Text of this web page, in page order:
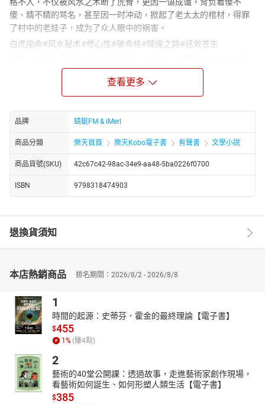
傻、精不精的骂名，甚至因一时冲动，掀起了老太太的棺材，得罪
了村中的老娃子，成为了众人眼中的祸害。
白虎座命#风水秘术#修心性#破命格#踏道之路#拯救苍生
一位活神仙般的舅姥爷，这两位长辈成了她人生路上的指引者。在
他们的悉心教导下，她开始修心性、破命格，一步步踏上接堂口的
先生之路。她学习风水秘术，探寻生死簿的密码，决心将千年的风
水传承发扬光大。
但修行之路并非一帆风顺，情劫难度，让她半途而废，一度心灰意
冷。然而，白虎岂是凡物？在经历了一次次的挫折与磨难后，她终
于觉醒，一声虎啸破天际！她接回虎骨，访遍名师，渡过大劫，以
风水之术拯救苍生。最终，她不仅成就了自己的踏道之路，更收获
https://youtube.com/@tianxiagushi?si=ZstiltPoiwO0g4fT
查看更多
品牌 蜻蜓FM & iMerl
商品分類 樂天首頁 樂天Kobo電子書 有聲書 文學小說
商品貨號(SKU) 42c67c42-98ac-34e9-aa48-5ba0226f0700
ISBN 9798318474903
退換貨須知
本店熱銷商品 排名期間：2026/8/2 - 2026/8/8
1
時間的起源：史蒂芬．霍金的最終理論【電子書】
$455
1 % (賺4點)
2
藝術的40堂公開課：透過故事，走進藝術家創作現場，
看藝術如何誕生、如何形塑人類生活【電子書】
$385